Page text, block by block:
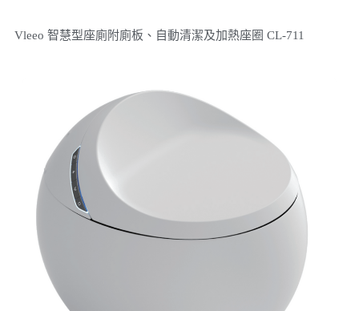
Vleeo 智慧型座廁附廁板、自動清潔及加熱座圈 CL-711